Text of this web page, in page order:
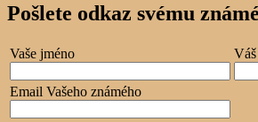
Pošlete odkaz svému
Vaše jméno
Email Vašeho známého